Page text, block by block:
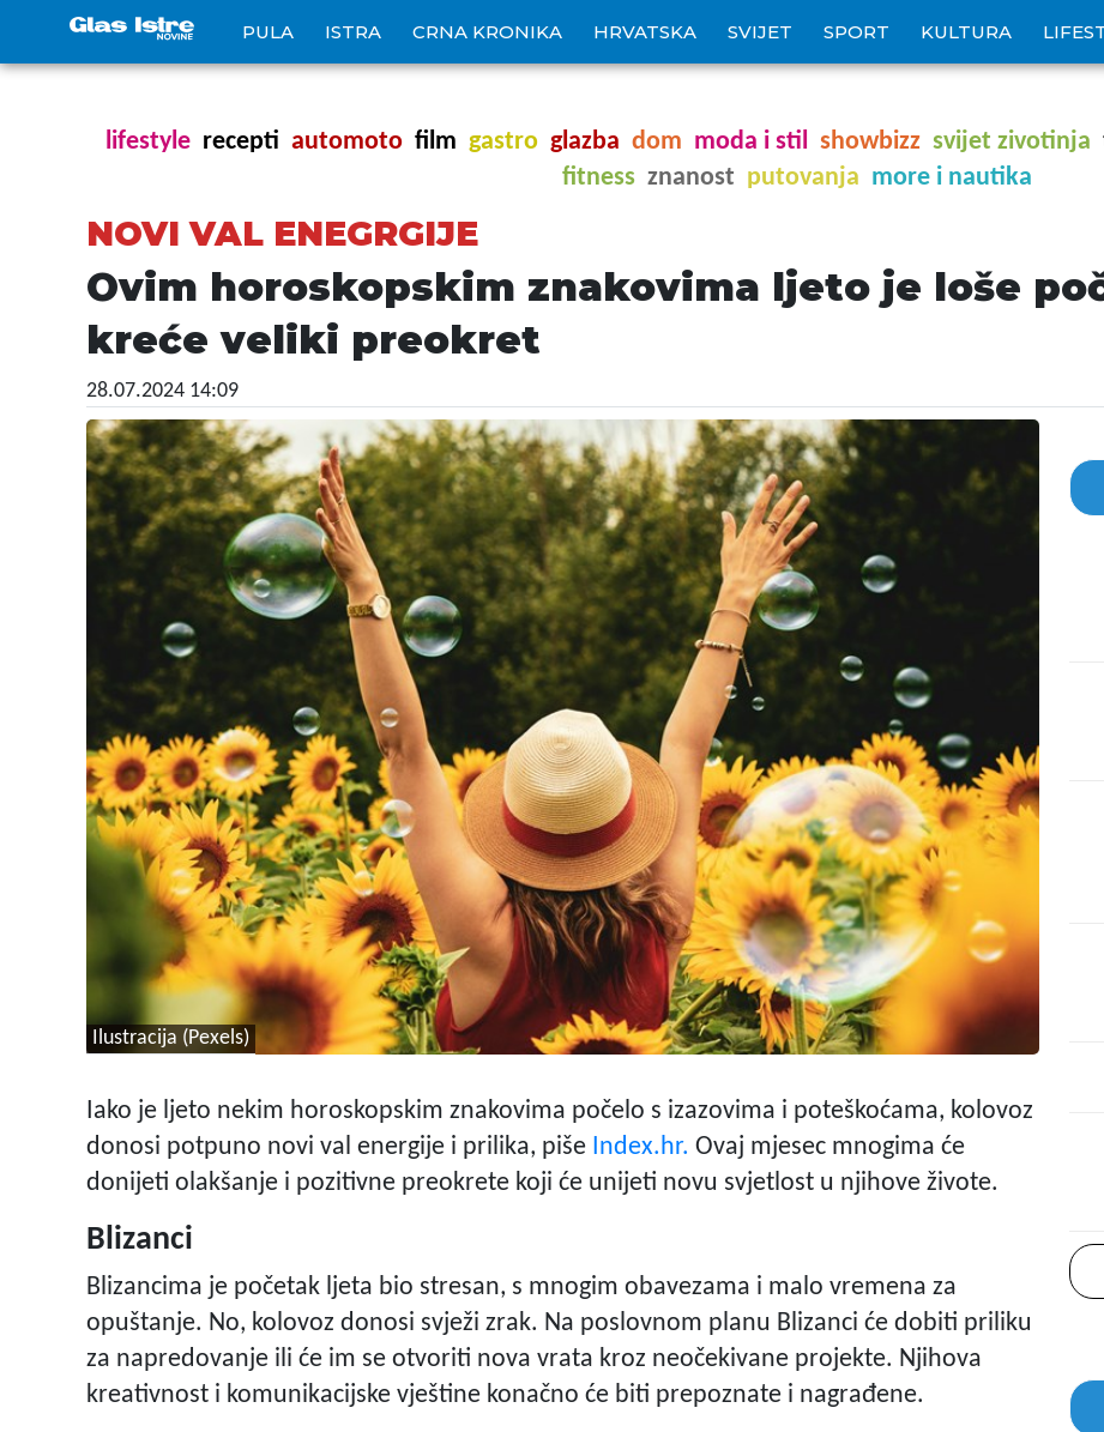
PULA ISTRA CRNA KRONIKA HRVATSKA SVIJET SPORT KULTURA
lifestyle recepti automoto film gastro glazba dom moda i stil showbizz svijet zivotinja
fitness znanost putovanja more i nautika
NOVI VAL ENEGRGIJE
Ovim horoskopskim znakovima ljeto je loše
kreće veliki preokret
28.07.2024 14:09
Ilustracija (Pexels)
Iako je ljeto nekim horoskopskim znakovima počelo s izazovima i poteškoćama, kolovoz
donosi potpuno novi val energije i prilika, piše Index.hr. Ovaj mjesec mnogima će
donijeti olakšanje i pozitivne preokrete koji će unijeti novu svjetlost u njihove živote.
Blizanci
Blizancima je početak ljeta bio stresan, s mnogim obavezama i malo vremena za
opuštanje. No, kolovoz donosi svježi zrak. Na poslovnom planu Blizanci će dobiti priliku
za napredovanje ili će im se otvoriti nova vrata kroz neočekivane projekte. Njihova
kreativnost i komunikacijske vještine konačno će biti prepoznate i nagrađene.